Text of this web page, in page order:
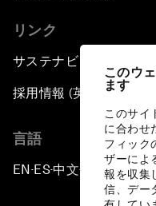
このウ
ます
このサイ
に合わせ
フィック
ザーによ
報を収集
信、デー
リンク
サステナビリティへの取
採用情報 (英語のみ)
言語
EN ▪ ES▪中文▪ 日本語